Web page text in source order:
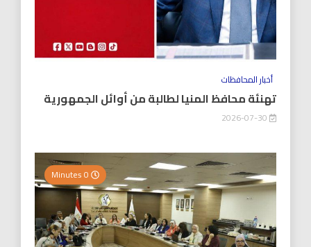
أخبار المحافظات
تهنئة محافظ المنيا لطالبة من أوائل الجمهورية